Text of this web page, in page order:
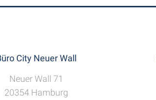
City Neuer Wall
Neuer Wall 71
20354 Hamburg